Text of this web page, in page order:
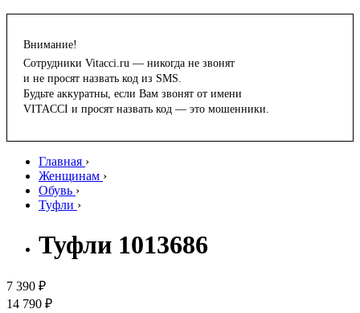
Внимание!
Сотрудники Vitacci.ru — никогда не звонят
и не просят назвать код из SMS.
Будьте аккуратны, если Вам звонят от имени
VITACCI и просят назвать код — это мошенники.
Главная ›
Женщинам ›
Обувь ›
Туфли ›
Туфли 1013686
7 390 ₽
14 790 ₽